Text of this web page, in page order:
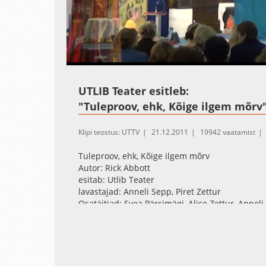
Unmute
0.30%
UTLIB Teater esitleb:
"Tuleproov, ehk, Kõige ilgem
Klipi teostus: UTTV 21.12.2011 19942 vaatamist
Tuleproov, ehk, Kõige ilgem mõrv
Autor: Rick Abbott
esitab: Utlib Teater
lavastajad: Anneli Sepp, Piret Zettur
Osatäitjad: Svea Pärsimägi, Alice Zettur,